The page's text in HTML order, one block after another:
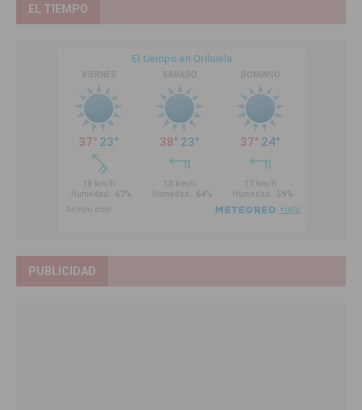
EL TIEMPO
PUBLICIDAD